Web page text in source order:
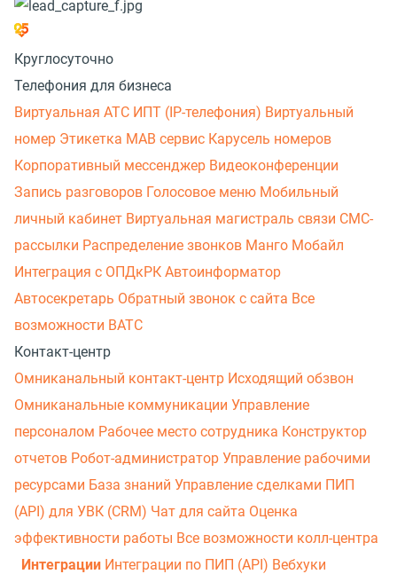
Круглосуточно
Телефония для бизнеса
Виртуальная АТС ИПТ (IP-телефония) Виртуальный
номер Этикетка МАВ сервис Карусель номеров
Корпоративный мессенджер Видеоконференции
Запись разговоров Голосовое меню Мобильный
личный кабинет Виртуальная магистраль связи СМС-
рассылки Распределение звонков Манго Мобайл
Интеграция с ОПДкРК Автоинформатор
Автосекретарь Обратный звонок с сайта Все
возможности ВАТС
Контакт-центр
Омниканальный контакт-центр Исходящий обзвон
Омниканальные коммуникации Управление
персоналом Рабочее место сотрудника Конструктор
отчетов Робот-администратор Управление рабочими
ресурсами База знаний Управление сделками ПИП
(API) для УВК (CRM) Чат для сайта Оценка
эффективности работы Все возможности колл-центра
Интеграции Интеграции по ПИП (API) Вебхуки